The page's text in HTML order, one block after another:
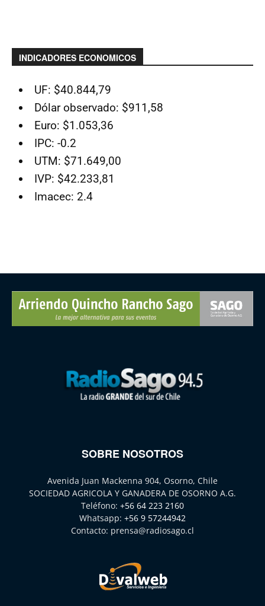
INDICADORES ECONOMICOS
UF: $40.844,79
Dólar observado: $911,58
Euro: $1.053,36
IPC: -0.2
UTM: $71.649,00
IVP: $42.233,81
Imacec: 2.4
SOBRE NOSOTROS
Avenida Juan Mackenna 904, Osorno, Chile
SOCIEDAD AGRICOLA Y GANADERA DE OSORNO A.G.
Teléfono: +56 64 223 2160
Whatsapp: +56 9 57244942
Contacto: prensa@radiosago.cl